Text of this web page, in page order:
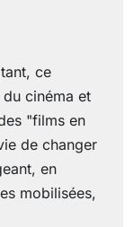
ce
cinéma et
"films en
de changer
en
mobilisées,